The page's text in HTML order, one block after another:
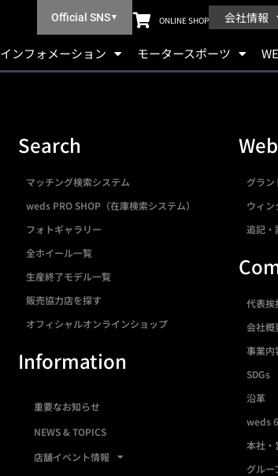
Official SNS▼ ONLINE SHOP 会社情報
インフォメーション モータースポーツ
Search
マッチング検索システム
weds PRO SHOP（在庫検索システム）
フォトギャラリー
全ホイール一覧
生産終了モデル一覧
販売協力店を探す
オフィシャルオンラインショップ
Information
重要なお知らせ
NEWS & TOPICS
店舗イベント情報
グラン
ウィン
追記・
代表挨
会社概
事業内
SDGs
沿革
weds
本社・
グルー